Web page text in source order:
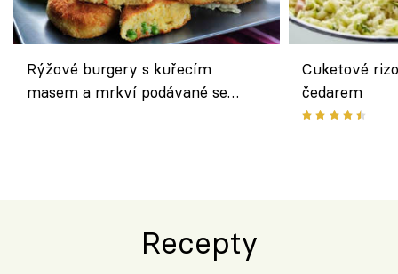
Rýžové burgery s kuřecím
masem a mrkví podávané se
Cuketové
čedarem
Recepty